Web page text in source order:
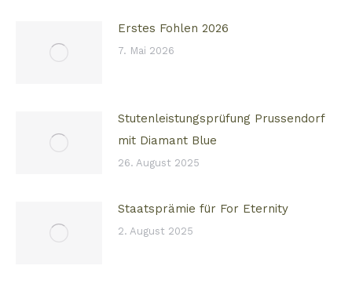
Erstes Fohlen 2026
7. Mai 2026
Stutenleistungsprüfung Prussendorf
mit Diamant Blue
26. August 2025
Staatsprämie für For Eternity
2. August 2025